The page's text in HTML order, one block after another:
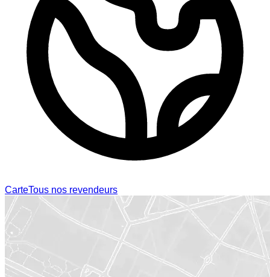
CarteTous nos revendeurs